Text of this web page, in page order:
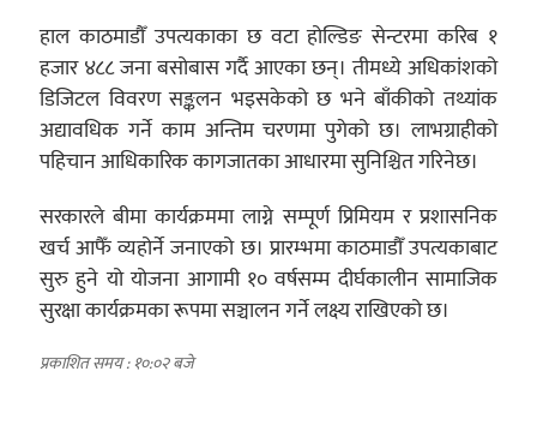
हाल काठमाडौँ उपत्यकाका छ वटा होल्डिङ सेन्टरमा करिब १
हजार ४८८ जना बसोबास गर्दै आएका छन्। तीमध्ये अधिकांशको
डिजिटल विवरण सङ्कलन भइसकेको छ भने बाँकीको तथ्यांक
अद्यावधिक गर्ने काम अन्तिम चरणमा पुगेको छ। लाभग्राहीको
पहिचान आधिकारिक कागजातका आधारमा सुनिश्चित गरिनेछ।
सरकारले बीमा कार्यक्रममा लाग्ने सम्पूर्ण प्रिमियम र प्रशासनिक
खर्च आफैँ व्यहोर्ने जनाएको छ। प्रारम्भमा काठमाडौँ उपत्यकाबाट
सुरु हुने यो योजना आगामी १० वर्षसम्म दीर्घकालीन सामाजिक
सुरक्षा कार्यक्रमका रूपमा सञ्चालन गर्ने लक्ष्य राखिएको छ।
प्रकाशित समय : १०:०२ बजे